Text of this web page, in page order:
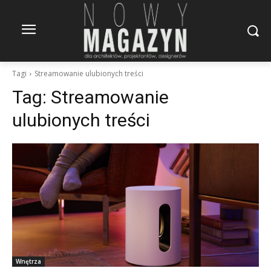
Tagi Streamowanie ulubionych treści
Tag: Streamowanie
ulubionych treści
Wnętrza